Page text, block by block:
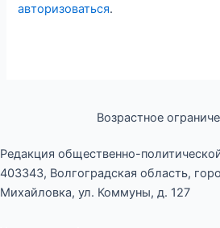
авторизоваться.
Возрастное
Редакция общественно-
403343, Волгоградская область,
Михайловка, ул. Коммуны, д. 127